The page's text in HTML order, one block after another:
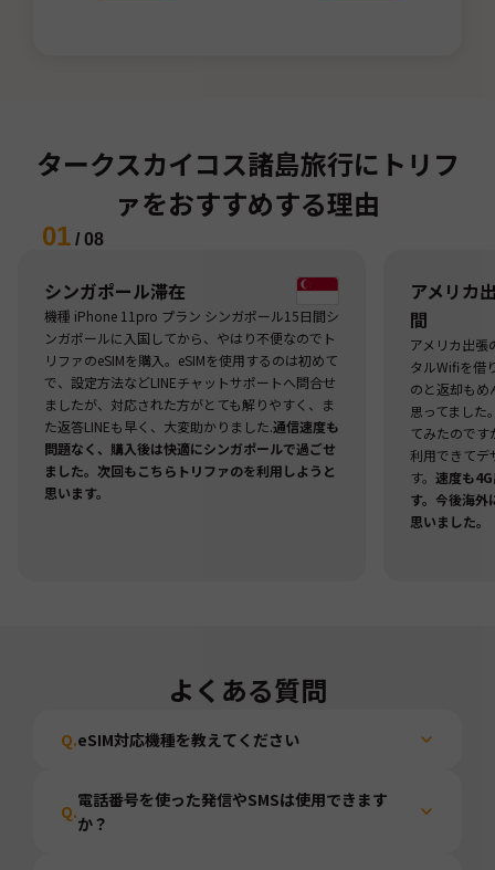
タークスカイコス諸島旅行にトリフ
ァをおすすめする理由
01 / 08
シンガポール滞在
機種 iPhone 11pro プラン シンガポール15日間シ
ンガポールに入国してから、やはり不便なのでト
リファのeSIMを購入。eSIMを使用するのは初めて
で、設定方法などLINEチャットサポートへ問合せ
ましたが、対応された方がとても解りやすく、ま
た返答LINEも早く、大変助かりました.通信速度も
問題なく、購入後は快適にシンガポールで過ごせ
ました。次回もこちらトリファのを利用しようと
思います。
アメリカ
間
アメリカ出張
タルWifiを借
のと返却もめ
思ってまし
てみたのです
利用できてデ
す。 速度も
す。今後海外
思いました。
よくある質問
Q.eSIM対応機種を教えてください
Q.
電話番号を使った発信やSMSは使用できます
か？